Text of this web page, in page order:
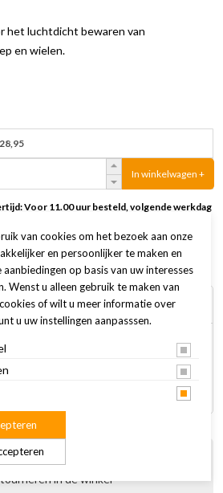
het luchtdicht bewaren van
en wielen.
28,95
In winkelwagen +
Voor 11.00 uur besteld, volgende werkdag
Trendy Story bewaar je
zodat het langer vers blijft. Met
in de winkel
van cookies om het bezoek aan onze
en persoonlijker te maken en
op basis van uw interesses
Wenst u alleen gebruik te maken van
of wilt u meer informatie over
u uw instellingen aanpasssen.